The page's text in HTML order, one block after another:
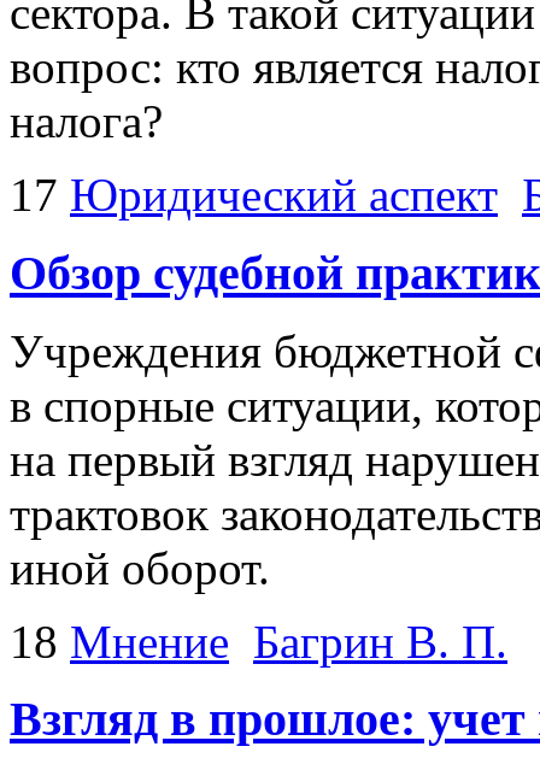
сектора. В такой
вопрос: кто является
налога?
17 Юридический аспект
Обзор судебной
Учреждения бюджетной
в спорные ситуации,
на первый взгляд
трактовок
иной оборот.
18 Мнение Багрин В. П.
Взгляд в прошлое: